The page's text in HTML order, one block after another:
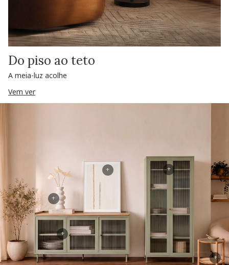
Do piso ao teto
A meia-luz acolhe
Vem ver
+
+
+
+
+